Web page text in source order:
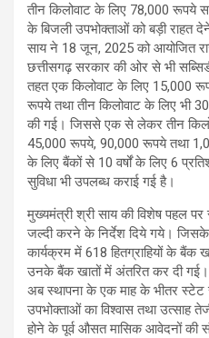
तीन किलोवाट के लिए 78,000 रूपये
के बिजली उपभोक्ताओं को बड़ी राहत
साय ने 18 जून, 2025 को आयोजित
छत्तीसगढ़ सरकार की ओर से भी
तहत एक किलोवाट के लिए 15,000
रूपये तथा तीन किलोवाट के लिए भी
की गई। जिससे एक से लेकर तीन
45,000 रूपये, 90,000 रूपये तथा
के लिए बैंकों से 10 वर्षों के लिए 6
सुविधा भी उपलब्ध कराई गई है।
मुख्यमंत्री श्री साय की विशेष पहल पर
जल्दी करने के निर्देश दिये गये।
कार्यक्रम में 618 हितग्राहियों के बैंक
उनके बैंक खातों में अंतरित कर दी गई।
अब स्थापना के एक माह के भीतर स्टेट
उपभोक्ताओं का विश्वास तथा उत्साह
होने के पूर्व औसत मासिक आवेदनों की